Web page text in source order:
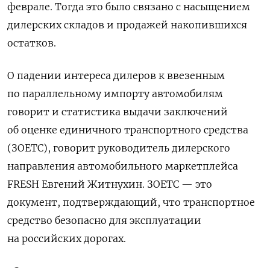
феврале. Тогда это было связано с насыщением
дилерских складов и продажей накопившихся
остатков.
О падении интереса дилеров к ввезенным
по параллельному импорту автомобилям
говорит и статистика выдачи заключений
об оценке единичного транспортного средства
(ЗОЕТС), говорит руководитель дилерского
направления автомобильного маркетплейса
FRESH Евгений Житнухин. ЗОЕТС — это
документ, подтверждающий, что транспортное
средство безопасно для эксплуатации
на российских дорогах.